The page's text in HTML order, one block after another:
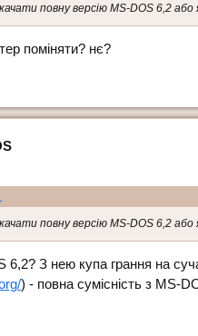
повну версію МS-DOS 6,2 або
поміняти? нє?
повну версію МS-DOS 6,2 або
З нею купа грання на
) - повна сумісність з МS-